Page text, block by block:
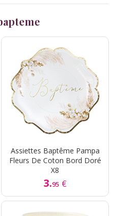
Assiettes Baptême Pampa
Fleurs De Coton Bord Doré
X8
3.95 €